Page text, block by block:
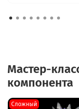
Мастер-
компонента
Сложный